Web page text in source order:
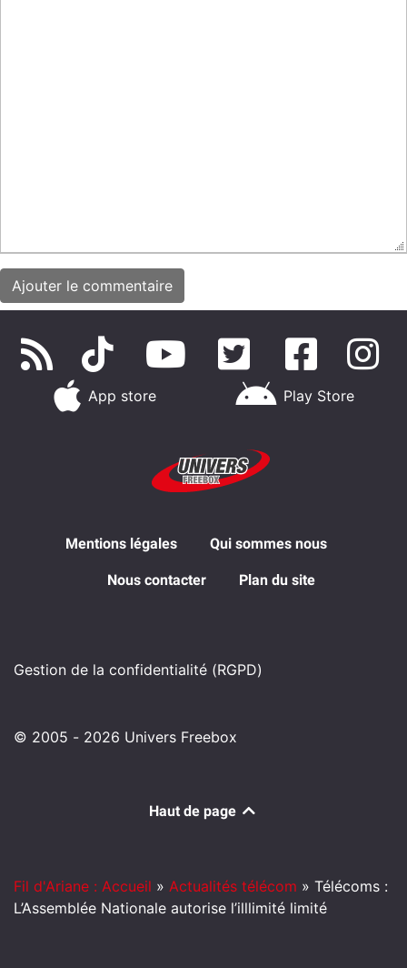
App store Play Store
Mentions légales Qui sommes nous
Nous contacter Plan du site
Gestion de la confidentialité (RGPD)
© 2005 - 2026 Univers Freebox
Haut de page
Fil d'Ariane : Accueil » Actualités télécom » Télécoms :
L’Assemblée Nationale autorise l’illlimité limité